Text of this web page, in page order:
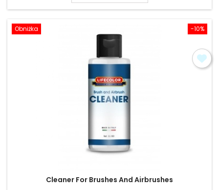
-10%
Obniżka
Cleaner For Brushes And Airbrushes